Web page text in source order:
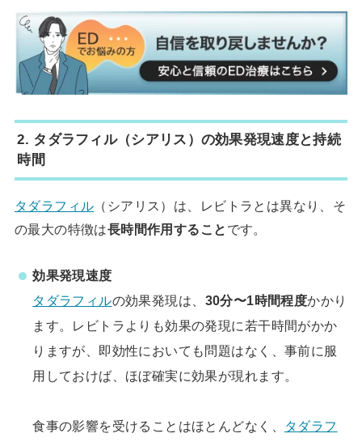
2. タダラフィル（シアリス）の効果発現速度と持続
時間
タダラフィル （シアリス）は、レビトラとは異なり、そ
の最大の特徴は長時間作用すること です。
効果発現速度
タダラフィルの効果発現は、 30分〜1時間程度かかり
ます。レビトラよりも効果の発現に若干時間がかか
りますが、即効性においても問題はなく、事前に服
用しておけば、ほぼ確実に効果が現れます。
食事の影響を受けることはほとんどなく、
タダラフ